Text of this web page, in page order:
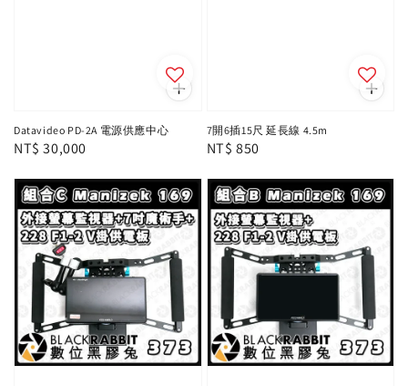
Datavideo PD-2A 電源供應中心
Regular
NT$ 30,000
7開6插15尺 延長線 4.5m
Regular
NT$ 850